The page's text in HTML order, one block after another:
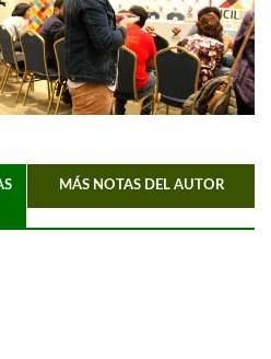
MÁS NOTAS DEL AUTOR